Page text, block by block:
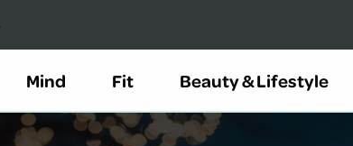
Mind Fit Beauty & Lifestyle